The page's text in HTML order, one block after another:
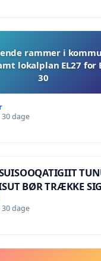
rammer i
lokalplan EL27 for
30
dage
BØR TRÆKKE
dage